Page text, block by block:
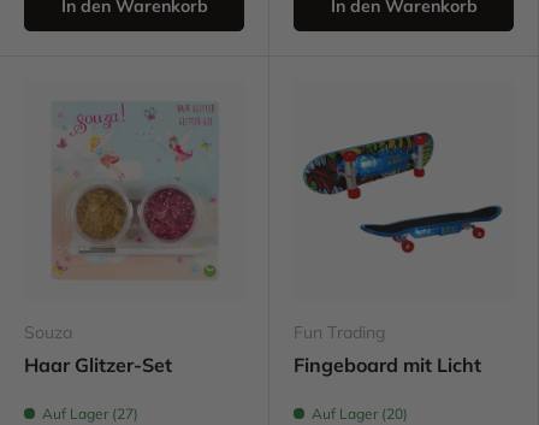
In den Warenkorb In den Warenkorb
Souza
Haar Glitzer-Set
Auf Lager (27)
Fun Trading
Fingeboard mit Licht
Auf Lager (20)